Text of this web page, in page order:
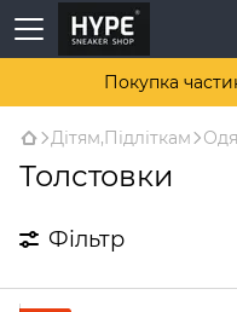
Покупка
Дітям,Підліткам
Толстовки
Фільтр